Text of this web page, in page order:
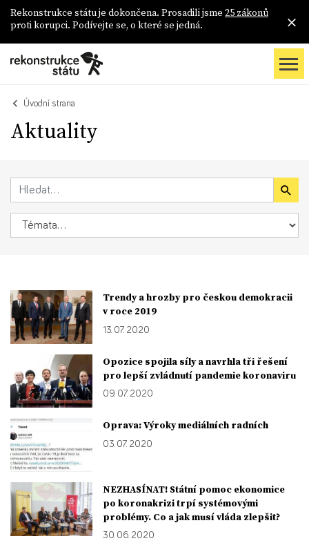
Rekonstrukce státu je dokončena. Prosadili jsme 25 zákonů
proti korupci. Podívejte se, o které se jedná.
Úvodní strana
Aktuality
Trendy a hrozby pro českou demokracii
v roce 2019
13. 07. 2020
Opozice spojila síly a navrhla tři řešení
pro lepší zvládnutí pandemie koronaviru
09. 07. 2020
Oprava: Výroky mediálních radních
03. 07. 2020
NEZHASÍNAT! Státní pomoc ekonomice
po koronakrizi trpí systémovými
problémy. Co a jak musí vláda zlepšit?
30. 06. 2020